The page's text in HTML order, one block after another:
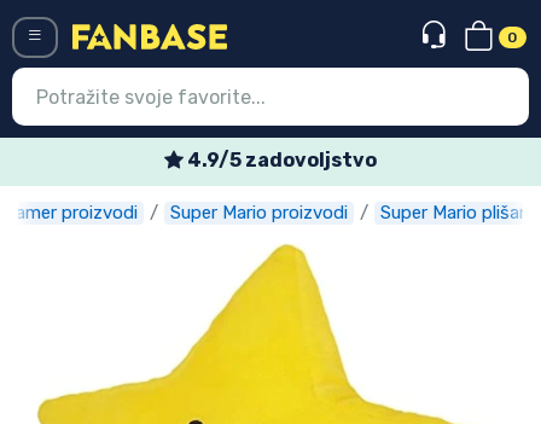
0
4.9/5 zadovoljstvo
Gamer proizvodi Super Mario proizvodi Super Mario plišane
Ulazak Registracija
Najnovije proizvodi
Ekspresna dostava